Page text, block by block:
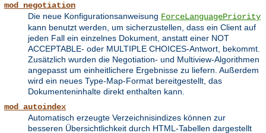
mod_negotiation
Die neue Konfigurationsanweisung ForceLanguagePriority
kann benutzt werden, um sicherzustellen, dass ein Client auf
jeden Fall ein einzelnes Dokument, anstatt einer NOT
ACCEPTABLE- oder MULTIPLE CHOICES-Antwort, bekommt.
Zusätzlich wurden die Negotiation- und Multiview-Algorithmen
angepasst um einheitlichere Ergebnisse zu liefern. Außerdem
wird ein neues Type-Map-Format bereitgestellt, das
Dokumenteninhalte direkt enthalten kann.
mod_autoindex
Automatisch erzeugte Verzeichnisindizes können zur
besseren Übersichtlichkeit durch HTML-Tabellen dargestellt